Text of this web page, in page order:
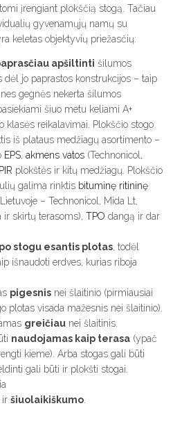
įrengiant plokščią stogą. Tačiau
gyvenamųjų namų su
keletas objektyvių priežasčių:
apšiltinti šilumos
dėl jo paprastos konstrukcijos – taip
gegnės nekerta šilumos
šiuo metu keliami A+
klasės reikalavimai. Plokščio stogo
iš plataus medžiagų asortimento –
EPS akmens vatos (Technonicol,
PIR plokštės ir kitų medžiagų. Plokščio
galima rinktis bituminę ritininę
– Technonicol, Mida Lt,
ir skirtų terasoms), TPO dangą ir dar
stogu esantis plotas , todėl
išnaudoti erdves, kurias riboja
pigesnis nei šlaitinio (pirmiausiai
plotas visada mažesnis nei šlaitinio).
greičiau nei šlaitinis.
naudojamas kaip terasa (ypač
kieme). Arba stogas gali būti
gali būti ir plokšti stogai.
ir šiuolaikiškumo